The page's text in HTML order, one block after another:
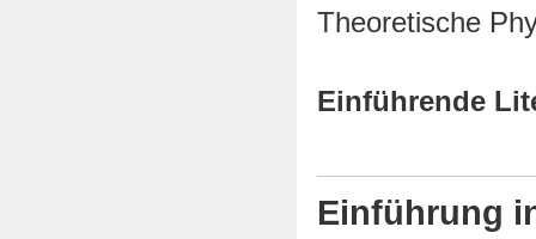
Theoretische
Einführende
Einführung